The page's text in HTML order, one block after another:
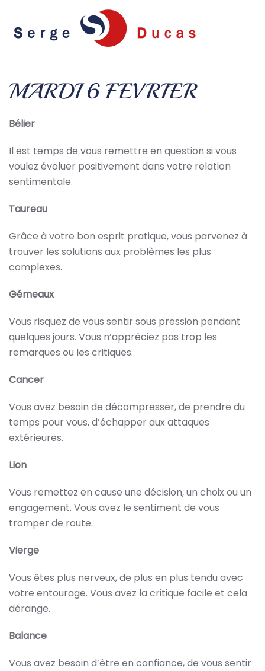
Skip to main content
MARDI 6 FEVRIER
Bélier
Il est temps de vous remettre en question si vous
voulez évoluer positivement dans votre relation
sentimentale.
Taureau
Grâce à votre bon esprit pratique, vous parvenez à
trouver les solutions aux problèmes les plus
complexes.
Gémeaux
Vous risquez de vous sentir sous pression pendant
quelques jours. Vous n’appréciez pas trop les
remarques ou les critiques.
Cancer
Vous avez besoin de décompresser, de prendre du
temps pour vous, d’échapper aux attaques
extérieures.
Lion
Vous remettez en cause une décision, un choix ou un
engagement. Vous avez le sentiment de vous
tromper de route.
Vierge
Vous êtes plus nerveux, de plus en plus tendu avec
votre entourage. Vous avez la critique facile et cela
dérange.
Balance
Vous avez besoin d’être en confiance, de vous sentir